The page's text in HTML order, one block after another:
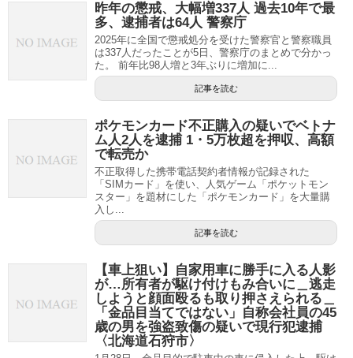
昨年の懲戒、大幅増337人 過去10年で最
多、逮捕者は64人 警察庁
2025年に全国で懲戒処分を受けた警察官と警察職員
は337人だったことが5日、警察庁のまとめで分かっ
た。 前年比98人増と3年ぶりに増加に...
記事を読む
ポケモンカード不正購入の疑いでベトナ
ム人2人を逮捕 1・5万枚超を押収、高額
で転売か
不正取得した携帯電話契約者情報が記録された
「SIMカード」を使い、人気ゲーム「ポケットモン
スター」を題材にした「ポケモンカード」を大量購
入し...
記事を読む
【車上狙い】自家用車に勝手に入る人影
が…所有者が駆け付けもみ合いに＿逃走
しようと顔面殴るも取り押さえられる＿
「金品目当てではない」自称会社員の45
歳の男を強盗致傷の疑いで現行犯逮捕
〈北海道石狩市〉